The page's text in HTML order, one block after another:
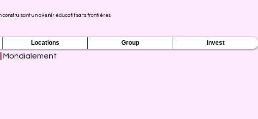
un avenir éducatif sans frontières
Locations Group Invest
|Mondialement